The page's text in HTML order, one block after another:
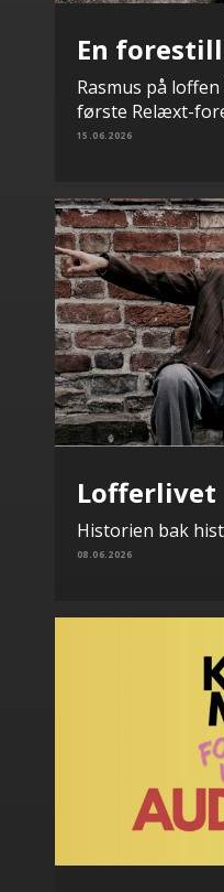
En
Rasmus på
første Relæxt-
15.06.2026
Lofferlivet
Historien bak
08.06.2026